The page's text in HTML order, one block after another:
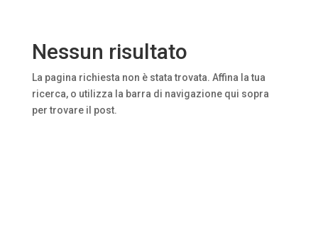
Nessun risultato
La pagina richiesta non è stata trovata. Affina la tua
ricerca, o utilizza la barra di navigazione qui sopra
per trovare il post.